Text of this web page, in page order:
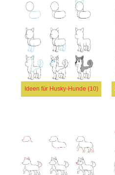
Ideen für Husky-Hunde (10)